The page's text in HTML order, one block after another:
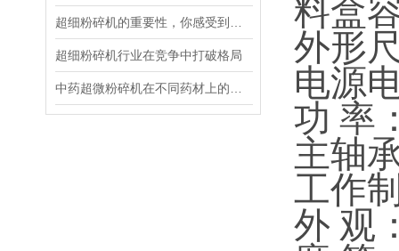
超细粉碎机行业在竞争中打破格局
料
外形
电源
功
主
工作
外